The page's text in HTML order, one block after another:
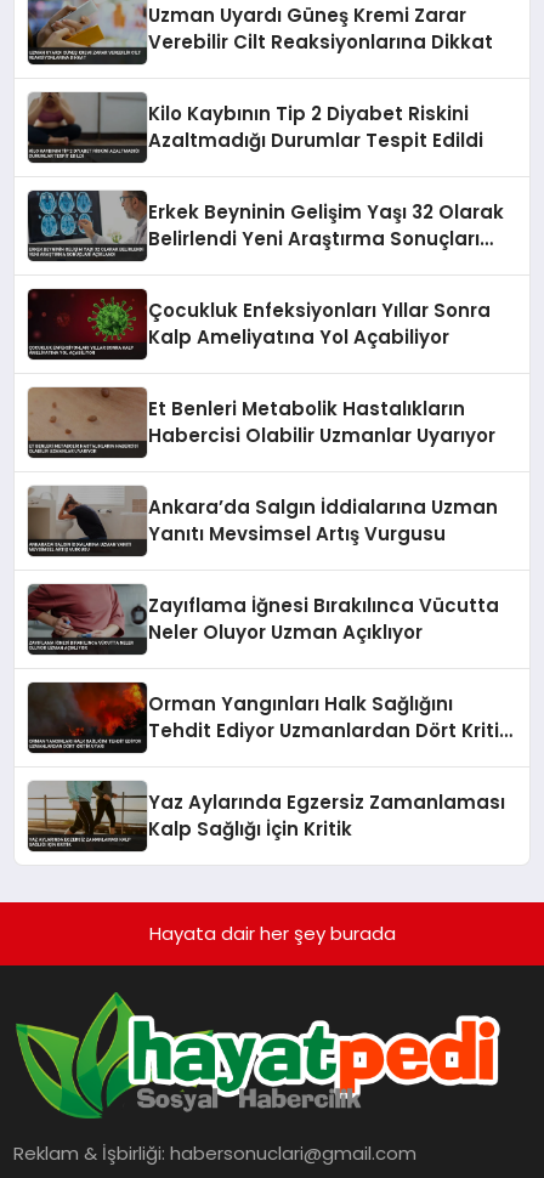
Uzman Uyardı Güneş Kremi Zarar
Verebilir Cilt Reaksiyonlarına Dikkat
Kilo Kaybının Tip 2 Diyabet Riskini
Azaltmadığı Durumlar Tespit Edildi
Erkek Beyninin Gelişim Yaşı 32 Olarak
Belirlendi Yeni Araştırma Sonuçları
Çocukluk Enfeksiyonları Yıllar Sonra
Kalp Ameliyatına Yol Açabiliyor
Et Benleri Metabolik Hastalıkların
Habercisi Olabilir Uzmanlar Uyarıyor
Ankara’da Salgın İddialarına Uzman
Yanıtı Mevsimsel Artış Vurgusu
Zayıflama İğnesi Bırakılınca Vücutta
Neler Oluyor Uzman Açıklıyor
Orman Yangınları Halk Sağlığını
Tehdit Ediyor Uzmanlardan Dört Kritik
Yaz Aylarında Egzersiz Zamanlaması
Kalp Sağlığı İçin Kritik
Hayata dair her şey burada
Reklam & İşbirliği:habersonuclari@gmail.com